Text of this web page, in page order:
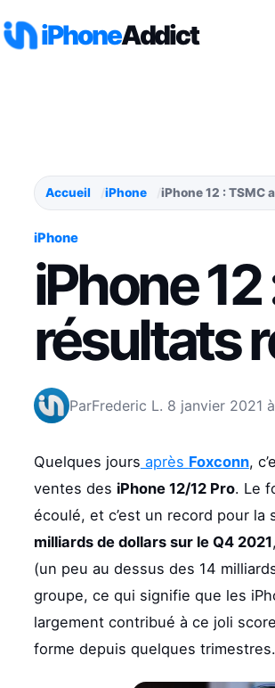
iPhoneAddict
Accueil iPhone iPhone 12 :
iPhone
iPhone
résultats
ParFrederic L. 8 janvier 2021
Quelques jours après Foxconn,
ventes des iPhone 12/12 Pro. Le
écoulé, et c’est un record pour la
milliards de dollars sur le Q4 2021
(un peu au dessus des 14
groupe, ce qui signifie que les
largement contribué à ce joli
forme depuis quelques trimestres.